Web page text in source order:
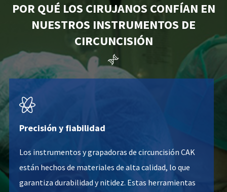
POR QUÉ LOS CIRUJANOS CONFÍAN EN
NUESTROS INSTRUMENTOS DE
CIRCUNCISIÓN


Precisión y fiabilidad
Los instrumentos y grapadoras de circuncisión CAK
están hechos de materiales de alta calidad, lo que
garantiza durabilidad y nitidez. Estas herramientas